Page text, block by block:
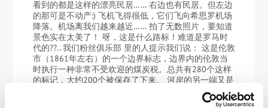
看到的都是这样的漂亮民居…… 右边也有民居。但左边
的那可是不动产:) 飞机飞得很低，它们飞向希思罗机场
降落。机场离我们越来越近…… 拍了无数照片，要知道
景色实在太美了！ 呀，这是什么路标！难道是罗马时
代的??.. 我们粉丝俱乐部 里的人提示我们说： 这是伦敦
市（1861年左右）的一个边界标志，边界内的伦敦当
时执行一种非常不受欢迎的煤炭税。总共有280个这样
的标记，大约200个被保存了下来。 河岸的另一端又是
一派田园风光。但天气有点阴沉。 沿着小径，不时看
到不同的路标立着。垂直的小路也有： 看，就在那